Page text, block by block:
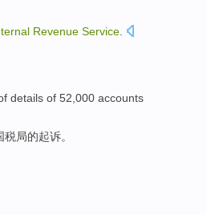
Revenue Service
details of 52,000 accounts
税局的起诉。